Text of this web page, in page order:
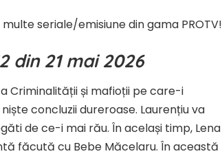
seriale/emisiune din gama PROTV!
din 21 mai 2026
Criminalității și mafioții pe care-i
concluzii dureroase. Laurențiu va
de ce-i mai rău. În același timp, Lena
făcută cu Bebe Măcelaru. În această